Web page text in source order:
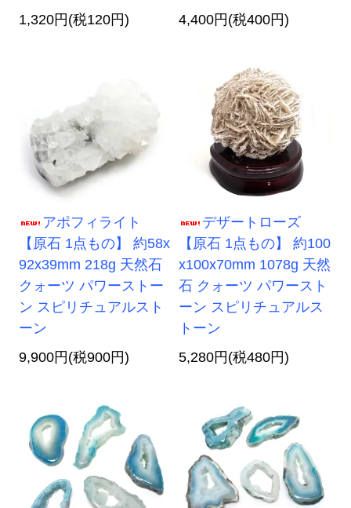
1,320円(税120円)
4,400円(税400円)
アポフィライト
【原石 1点もの】 約58x
92x39mm 218g 天然石
クォーツ パワーストー
ン スピリチュアルスト
ーン
9,900円(税900円)
デザートローズ
【原石 1点もの】 約100
x100x70mm 1078g 天然
石 クォーツ パワースト
ーン スピリチュアルス
トーン
5,280円(税480円)